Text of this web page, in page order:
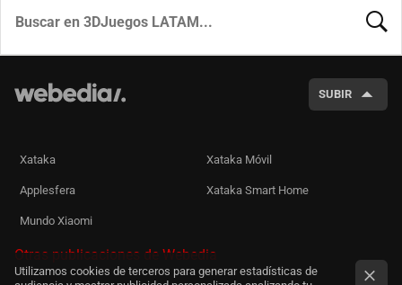
SUBIR
Xataka Xataka Móvil
Applesfera Xataka Smart Home
Mundo Xiaomi
Otras publicaciones de Webedia
Utilizamos cookies de terceros para generar estadísticas de